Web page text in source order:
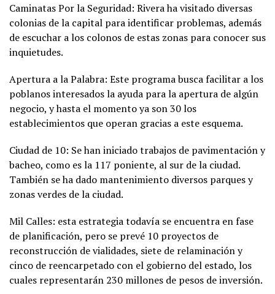
Caminatas Por la Seguridad: Rivera ha visitado diversas
colonias de la capital para identificar problemas, además
de escuchar a los colonos de estas zonas para conocer sus
inquietudes.
Apertura a la Palabra: Este programa busca facilitar a los
poblanos interesados la ayuda para la apertura de algún
negocio, y hasta el momento ya son 30 los
establecimientos que operan gracias a este esquema.
Ciudad de 10: Se han iniciado trabajos de pavimentación y
bacheo, como es la 117 poniente, al sur de la ciudad.
También se ha dado mantenimiento diversos parques y
zonas verdes de la ciudad.
Mil Calles: esta estrategia todavía se encuentra en fase
de planificación, pero se prevé 10 proyectos de
reconstrucción de vialidades, siete de relaminación y
cinco de reencarpetado con el gobierno del estado, los
cuales representarán 230 millones de pesos de inversión.